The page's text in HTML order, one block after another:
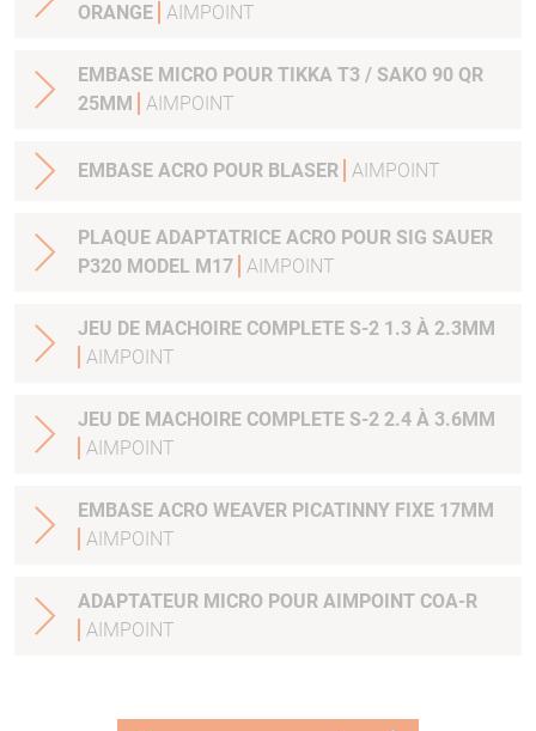
ORANGE AIMPOINT
EMBASE MICRO POUR TIKKA T3 / SAKO 90 QR
25MM
AIMPOINT
EMBASE ACRO POUR BLASER AIMPOINT
PLAQUE ADAPTATRICE ACRO POUR SIG SAUER
P320 MODEL M17 AIMPOINT
JEU DE MACHOIRE COMPLETE S-2 1.3 À 2.3MM
AIMPOINT
JEU DE MACHOIRE COMPLETE S-2 2.4 À 3.6MM
AIMPOINT
EMBASE ACRO WEAVER PICATINNY FIXE 17MM
AIMPOINT
ADAPTATEUR MICRO POUR AIMPOINT COA-R
AIMPOINT